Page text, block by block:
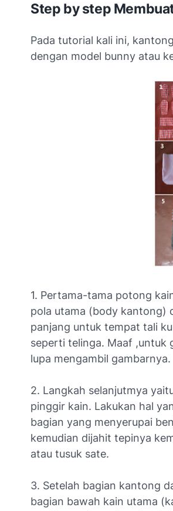
Step by step
Pada tutorial kali ini,
dengan model bunny atau
1. Pertama-tama potong
pola utama (body kantong)
panjang untuk tempat tali
seperti telinga. Maaf ,untuk
lupa mengambil gambarnya.
2. Langkah selanjutmya
pinggir kain. Lakukan hal
bagian yang menyerupai
kemudian dijahit tepinya
atau tusuk sate.
3. Setelah bagian kantong
bagian bawah kain utama